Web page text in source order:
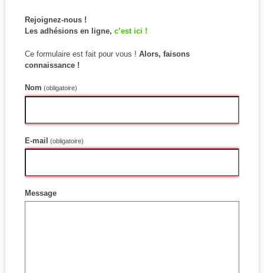
Rejoignez-nous !
Les adhésions en ligne, c’est ici !
Ce formulaire est fait pour vous ! Alors, faisons
connaissance !
Nom (obligatoire)
E-mail (obligatoire)
Message